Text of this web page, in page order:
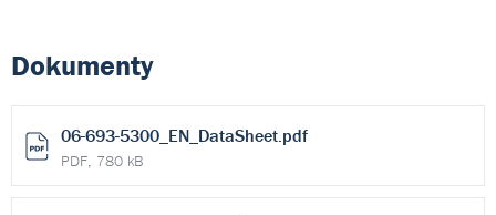
Dokumenty
06-693-5300_EN_DataSheet.pdf
PDF, 780 kB